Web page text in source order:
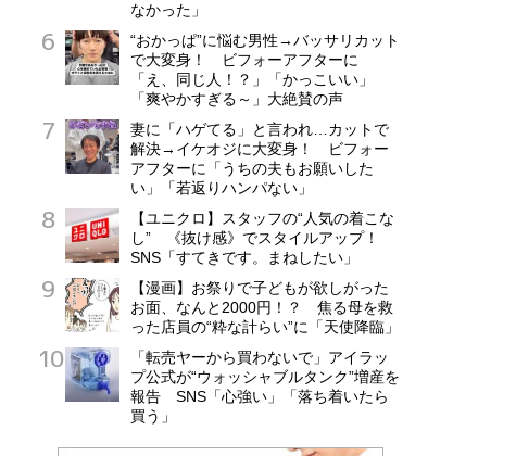
なかった」
“おかっぱ”に悩む男性→バッサリカット
で大変身！ ビフォーアフターに
「え、同じ人！？」「かっこいい」
「爽やかすぎる～」大絶賛の声
妻に「ハゲてる」と言われ…カットで
解決→イケオジに大変身！ ビフォー
アフターに「うちの夫もお願いした
い」「若返りハンパない」
【ユニクロ】スタッフの“人気の着こな
し” 《抜け感》でスタイルアップ！
SNS「すてきです。まねしたい」
【漫画】お祭りで子どもが欲しがった
お面、なんと2000円！？ 焦る母を救
った店員の“粋な計らい”に「天使降臨」
「転売ヤーから買わないで」アイラッ
プ公式が“ウォッシャブルタンク”増産を
報告 SNS「心強い」「落ち着いたら
買う」